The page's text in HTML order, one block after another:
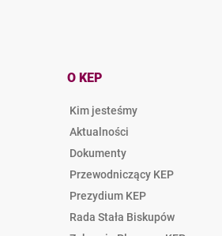
O KEP
Kim jesteśmy
Aktualności
Dokumenty
Przewodniczący KEP
Prezydium KEP
Rada Stała Biskupów